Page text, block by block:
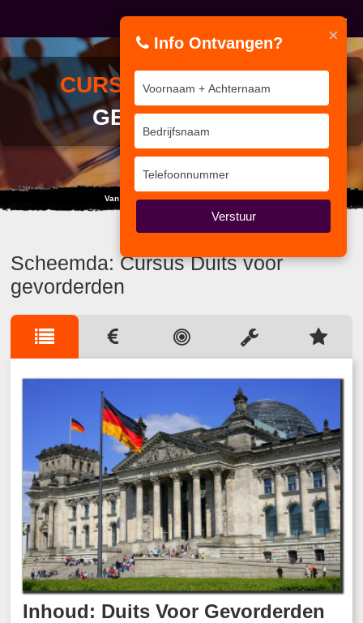
CURSUSDUITS VOOR
GEVORDERDEN
Van e-Learning, Enquête tot Onderzoek
Scheemda: Cursus Duits voor
gevorderden
Inhoud: Duits Voor Gevorderden
×
Info Ontvangen?
Verstuur